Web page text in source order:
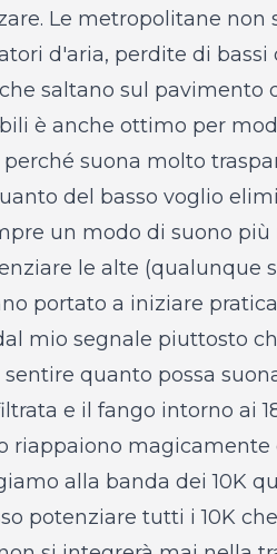
Le metropolitane non
d'aria, perdite di
saltano sul pavimento
è anche ottimo per
suona molto
del basso voglio
un modo di suono
le alte (qualunque
portato a iniziare
mio segnale piuttosto
quanto possa
e il fango intorno ai
riappaiono
alla banda dei 10K
potenziare tutti i 10K